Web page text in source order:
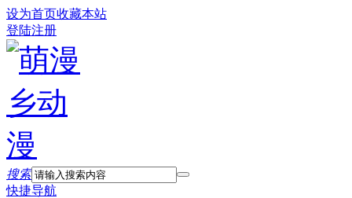
设为首页收藏本站
登陆注册
搜索
快捷导航